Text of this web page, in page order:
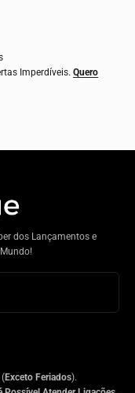
Imperdíveis. Quero
345
dos Lançamentos e
(Exceto Feriados).